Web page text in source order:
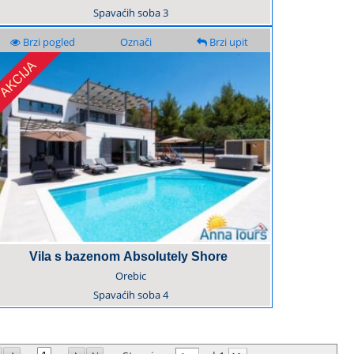
Spavaćih soba3
Brzi pogled Označi Brzi upit
Vila s bazenom Absolutely Shore
Orebic
Spavaćih soba4